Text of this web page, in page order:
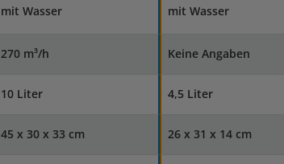
mit Wasser mit Wasser
270 m³/h Keine Angaben
10 Liter 4,5 Liter
45 x 30 x 33 cm 26 x 31 x 14 cm